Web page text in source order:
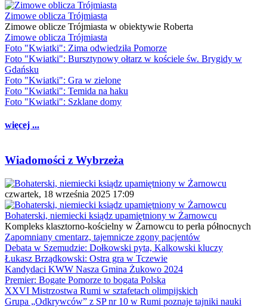
Zimowe oblicza Trójmiasta
Zimowe oblicze Trójmiasta w obiektywie Roberta
Zimowe oblicza Trójmiasta
Foto "Kwiatki": Zima odwiedziła Pomorze
Foto "Kwiatki": Bursztynowy ołtarz w kościele św. Brygidy w
Gdańsku
Foto "Kwiatki": Gra w zielone
Foto "Kwiatki": Temida na haku
Foto "Kwiatki": Szklane domy
więcej ...
Wiadomości z Wybrzeża
czwartek, 18 września 2025 17:09
Bohaterski, niemiecki ksiądz upamiętniony w Żarnowcu
Kompleks klasztorno-kościelny w Żarnowcu to perła północnych
Zapomniany cmentarz, tajemnicze zgony pacjentów
Debata w Szemudzie: Dołkowski pyta, Kalkowski kluczy
Łukasz Brządkowski: Ostra gra w Tczewie
Kandydaci KWW Nasza Gmina Żukowo 2024
Premier: Bogate Pomorze to bogata Polska
XXVI Mistrzostwa Rumi w sztafetach olimpijskich
Grupa „Odkrywców” z SP nr 10 w Rumi poznaje tajniki nauki